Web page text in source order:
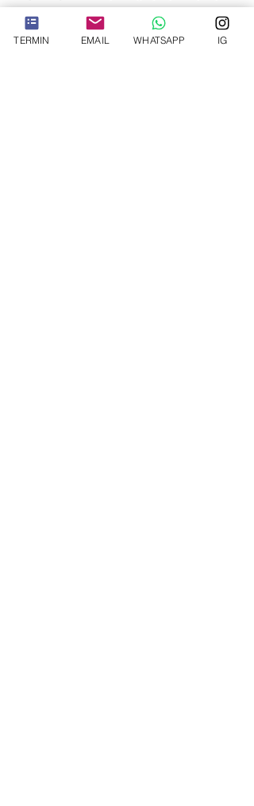
سبيل المثال، في عمليات إعادة الزرع. الجراحة
TERMIN EMAIL WHATSAPP IG